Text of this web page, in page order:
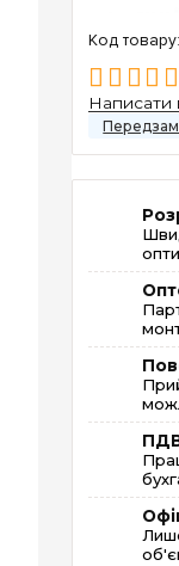
Написати